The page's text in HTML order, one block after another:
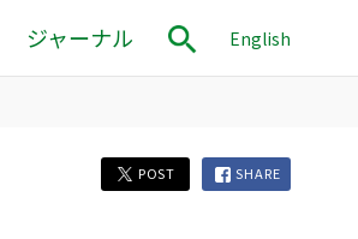
ジャーナル English
POST SHARE